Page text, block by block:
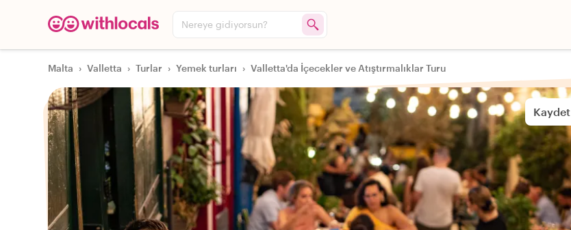
Nereye gidiyorsun?
Malta › Valletta › Turlar › Yemek turları › Valletta'da İçecekler ve Atıştırmalıklar Turu
Kaydet